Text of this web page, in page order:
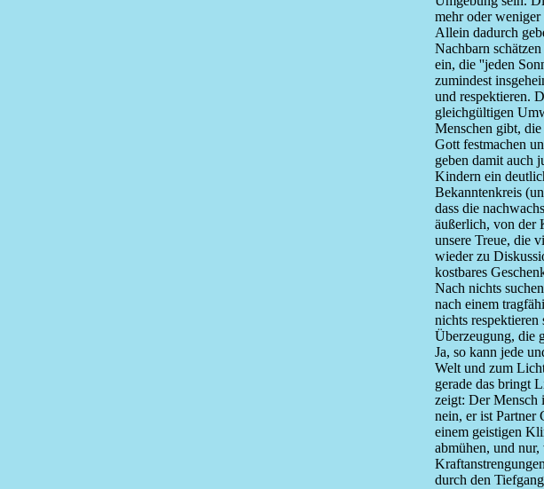
mehr oder
Allein dadurch
Nachbarn
ein, die ''jeden
zumindest
und respektieren.
gleichgültigen
Menschen gibt,
Gott festmachen
geben damit auch
Kindern ein
Bekanntenkreis
dass die
äußerlich, von der
unsere Treue, die
wieder zu
kostbares
Nach nichts
nach einem
nichts respektieren
Überzeugung, die
Ja, so kann jede
Welt und zum
gerade das bringt
zeigt: Der Mensch
nein, er ist Partner
einem geistigen
abmühen, und
durch den